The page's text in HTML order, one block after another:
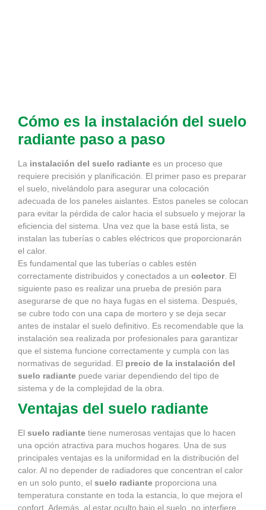
Cómo es la instalación del suelo
radiante paso a paso
La instalación del suelo radiante es un proceso que
requiere precisión y planificación. El primer paso es preparar
el suelo, nivelándolo para asegurar una colocación
adecuada de los paneles aislantes. Estos paneles se colocan
para evitar la pérdida de calor hacia el subsuelo y mejorar la
eficiencia del sistema. Una vez que la base está lista, se
instalan las tuberías o cables eléctricos que proporcionarán
el calor.
Es fundamental que las tuberías o cables estén
correctamente distribuidos y conectados a un colector. El
siguiente paso es realizar una prueba de presión para
asegurarse de que no haya fugas en el sistema. Después,
se cubre todo con una capa de mortero y se deja secar
antes de instalar el suelo definitivo. Es recomendable que la
instalación sea realizada por profesionales para garantizar
que el sistema funcione correctamente y cumpla con las
normativas de seguridad. El precio de la instalación del
suelo radiante puede variar dependiendo del tipo de
sistema y de la complejidad de la obra.
Ventajas del suelo radiante
El suelo radiante tiene numerosas ventajas que lo hacen
una opción atractiva para muchos hogares. Una de sus
principales ventajas es la uniformidad en la distribución del
calor. Al no depender de radiadores que concentran el calor
en un solo punto, el suelo radiante proporciona una
temperatura constante en toda la estancia, lo que mejora el
confort. Además, al estar oculto bajo el suelo, no interfiere